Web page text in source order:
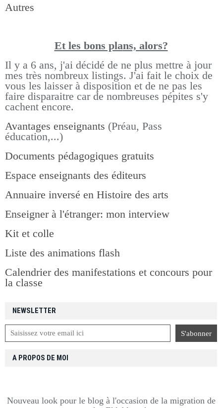
NEWSLETTER
Autres
Et les bons plans, alors?
Il y a 6 ans, j'ai décidé de ne plus mettre à jour
mes très nombreux listings. J'ai fait le choix de
vous les laisser à disposition et de ne pas les
faire disparaitre car de nombreuses pépites s'y
cachent encore.
Avantages enseignants (Préau, Pass
éducation,...)
Documents pédagogiques gratuits
Espace enseignants des éditeurs
Annuaire inversé en Histoire des arts
Enseigner à l'étranger: mon interview
Kit et colle
Liste des animations flash
Calendrier des manifestations et concours pour
la classe
A PROPOS DE MOI
Nouveau look pour le blog à l'occasion de la migration de